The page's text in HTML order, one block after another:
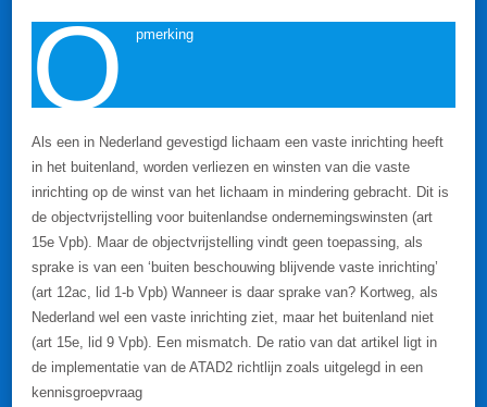
O pmerking
Als een in Nederland gevestigd lichaam een vaste inrichting heeft
in het buitenland, worden verliezen en winsten van die vaste
inrichting op de winst van het lichaam in mindering gebracht. Dit is
de objectvrijstelling voor buitenlandse ondernemingswinsten (art
15e Vpb). Maar de objectvrijstelling vindt geen toepassing, als
sprake is van een ‘buiten beschouwing blijvende vaste inrichting’
(art 12ac, lid 1-b Vpb) Wanneer is daar sprake van? Kortweg, als
Nederland wel een vaste inrichting ziet, maar het buitenland niet
(art 15e, lid 9 Vpb). Een mismatch. De ratio van dat artikel ligt in
de implementatie van de ATAD2 richtlijn zoals uitgelegd in een
kennisgroepvraag